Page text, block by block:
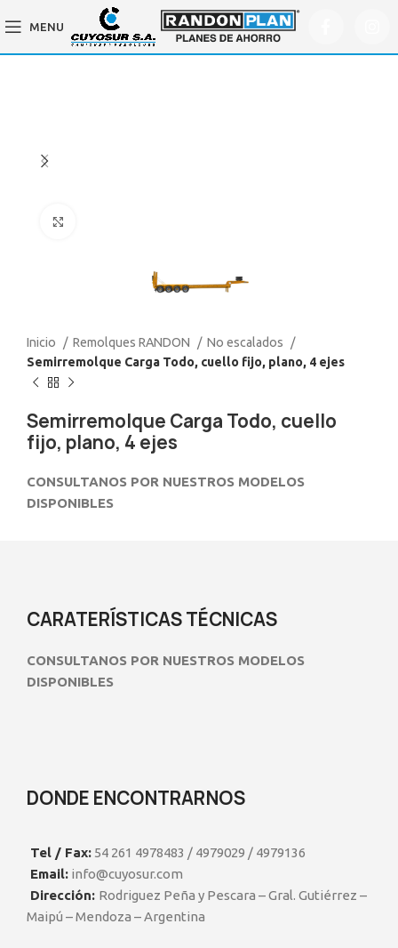
MENU
Inicio Remolques RANDON
No escalados
Semirremolque Carga Todo, cuello fijo, plano, 4 ejes
Semirremolque Carga Todo, cuello
fijo, plano, 4 ejes
CONSULTANOS POR NUESTROS MODELOS
DISPONIBLES
CARATERÍSTICAS TÉCNICAS
CONSULTANOS POR NUESTROS MODELOS
DISPONIBLES
DONDE ENCONTRARNOS
Tel / Fax: 54 261 4978483 / 4979029 / 4979136
Email: info@cuyosur.com
Dirección: Rodriguez Peña y Pescara – Gral. Gutiérrez –
Maipú – Mendoza – Argentina